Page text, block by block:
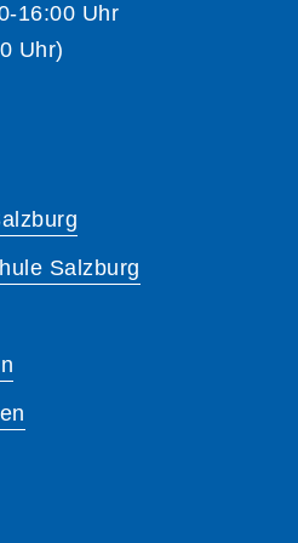
16:00 Uhr
Uhr)
Salzburg